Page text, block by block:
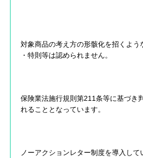
対象商品の考え方の形骸化を招くよう
・特則等は認められません。
保険業法施行規則第211条等に基づき
れることとなっています。
ノーアクションレター制度を導入して